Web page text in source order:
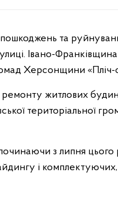
Івано-
Херсонщини «Пліч-
ремонту житлових
територіальної
з липня цього
і